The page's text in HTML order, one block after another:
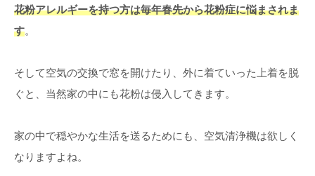
花粉アレルギーを持つ方は毎年春先から花粉症に悩まされま
す。
そして空気の交換で窓を開けたり、外に着ていった上着を脱
ぐと、当然家の中にも花粉は侵入してきます。
家の中で穏やかな生活を送るためにも、空気清浄機は欲しく
なりますよね。